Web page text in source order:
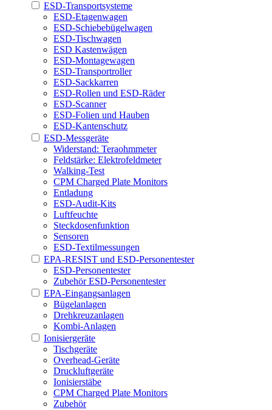
ESD-Transportsysteme
ESD-Etagenwagen
ESD-Schiebebügelwagen
ESD-Tischwagen
ESD Kastenwägen
ESD-Montagewagen
ESD-Transportroller
ESD-Sackkarren
ESD-Rollen und ESD-Räder
ESD-Scanner
ESD-Folien und Hauben
ESD-Kantenschutz
ESD-Messgeräte
Widerstand: Teraohmmeter
Feldstärke: Elektrofeldmeter
Walking-Test
CPM Charged Plate Monitors
Entladung
ESD-Audit-Kits
Luftfeuchte
Steckdosenfunktion
Sensoren
ESD-Textilmessungen
EPA-RESIST und ESD-Personentester
ESD-Personentester
Zubehör ESD-Personentester
EPA-Eingangsanlagen
Bügelanlagen
Drehkreuzanlagen
Kombi-Anlagen
Ionisiergeräte
Tischgeräte
Overhead-Geräte
Druckluftgeräte
Ionisierstäbe
CPM Charged Plate Monitors
Zubehör